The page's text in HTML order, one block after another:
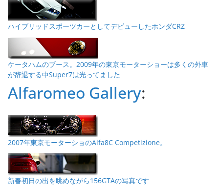
ハイブリッドスポーツカーとしてデビューしたホンダCRZ
ケータハムのブース。2009年の東京モーターショーは多くの外車
が辞退する中Super7は光ってました
Alfaromeo Gallery:
2007年東京モーターショのAlfa8C Competizione。
新春初日の出を眺めながら156GTAの写真です